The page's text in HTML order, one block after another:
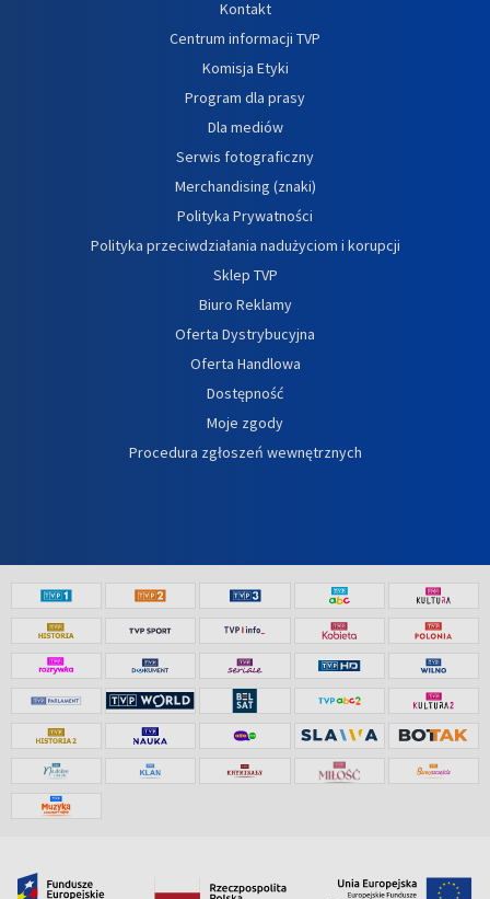
Kontakt
Centrum informacji TVP
Komisja Etyki
Program dla prasy
Dla mediów
Serwis fotograficzny
Merchandising (znaki)
Polityka Prywatności
Polityka przeciwdziałania nadużyciom i korupcji
Sklep TVP
Biuro Reklamy
Oferta Dystrybucyjna
Oferta Handlowa
Dostępność
Moje zgody
Procedura zgłoszeń wewnętrznych